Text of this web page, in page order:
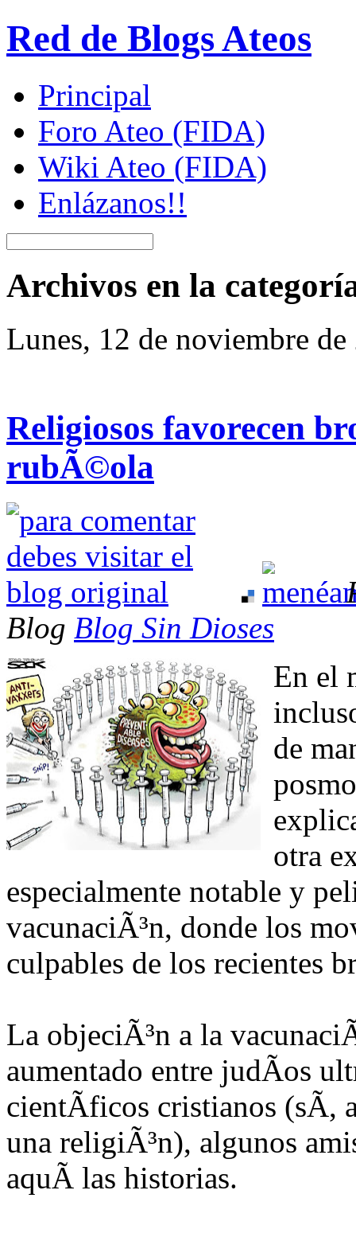
Red de Blogs Ateos
Principal
Foro Ateo (FIDA)
Wiki Ateo (FIDA)
Enlázanos!!
Archivos en la
Lunes, 12 de noviembre de
Religiosos favorecen
rubÃ©ola
Blog Blog Sin Dioses
En el
de
otra
especialmente notable y
vacunaciÃ³n, donde los
culpables de los recientes
La objeciÃ³n a la
aumentado entre judÃ­os
cientÃ­ficos cristianos (sÃ­,
una religiÃ³n), algunos
aquÃ­ las historias.